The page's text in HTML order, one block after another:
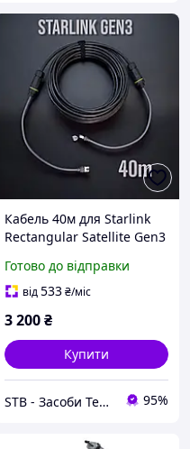
Кабель 40м для Starlink
Rectangular Satellite Gen3
конекторів IP68
Готово до відправки
від533₴/міс
3 200₴
Купити
STB - Засоби Технічної Безпеки 95%